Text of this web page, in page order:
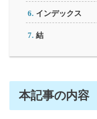
インデックス
結
本記事の内容